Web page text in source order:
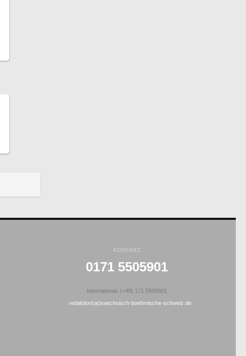
KONTAKT
0171 5505901
International: (+49) 171 5505901
redaktion(at)saechsisch-boehmische-schweiz.de